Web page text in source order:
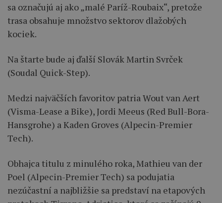
sa označujú aj ako „malé Paríž-Roubaix“, pretože
trasa obsahuje množstvo sektorov dlažobých
kociek.
Na štarte bude aj ďalší Slovák Martin Svrček
(Soudal Quick-Step).
Medzi najväčších favoritov patria Wout van Aert
(Visma-Lease a Bike), Jordi Meeus (Red Bull-Bora-
Hansgrohe) a Kaden Groves (Alpecin-Premier
Tech).
Obhajca titulu z minulého roka, Mathieu van der
Poel (Alpecin-Premier Tech) sa podujatia
nezúčastní a najbližšie sa predstaví na etapových